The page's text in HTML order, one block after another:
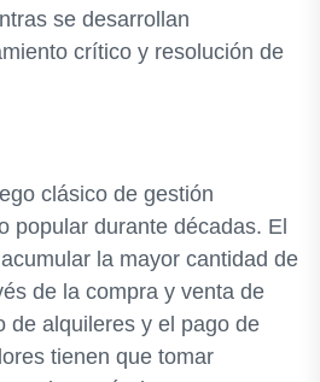
se desarrollan
crítico y resolución de
clásico de gestión
popular durante décadas. El
la mayor cantidad de
de la compra y venta de
de alquileres y el pago de
tienen que tomar